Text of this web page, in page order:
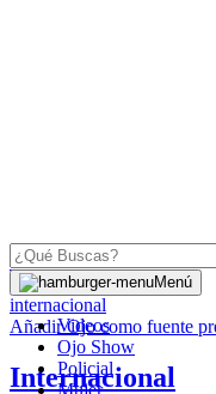
Menú
Videos
Ojo Show
Policial
Mujer
OJO
internacional
AñadirOjocomo fuente
Internacional